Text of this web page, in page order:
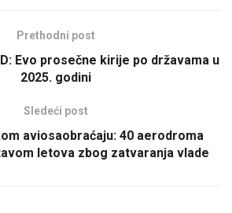
Prethodni post
Evo prosečne kirije po državama u
2025. godini
Sledeći post
aviosaobraćaju: 40 aerodroma
letova zbog zatvaranja vlade